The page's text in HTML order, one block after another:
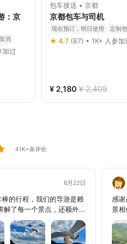
：京
消
过
包车接送 • 京都
京都包车与司机
现在预订，明日使用
定制
免费取消
立即确认
★ 4.7 (87) • 1K+ 人参加
¥ 2,180 ¥ 2,409
41K+条评价
6月22日
的行程，我们的导游是赖
解了每一个景点，还额外补
文化。乘客们也都非常守
贵公司行程规划人员建议，
间太短了，希望伊根的行程
感
景